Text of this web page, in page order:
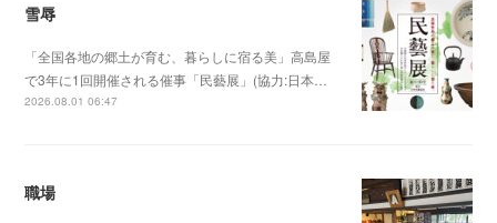
雪辱
「全国各地の郷土が育む、暮らしに宿る美」高島屋
で3年に1回開催される催事「民藝展」(協力:日本…
2026.08.01 06:47
職場